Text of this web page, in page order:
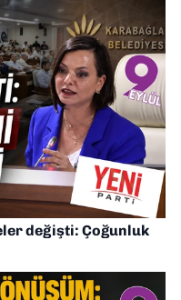
değişti: Çoğunluk